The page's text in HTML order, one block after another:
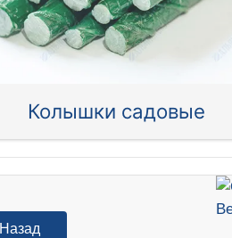
Колышки садовые
Назад